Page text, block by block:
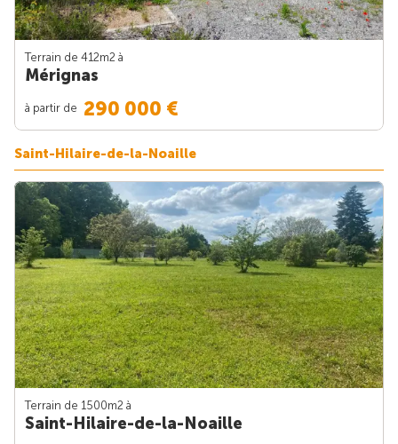
Terrain de 412m2 à
Mérignas
à partir de 290 000 €
Saint-Hilaire-de-la-Noaille
Terrain de 1500m2 à
Saint-Hilaire-de-la-Noaille